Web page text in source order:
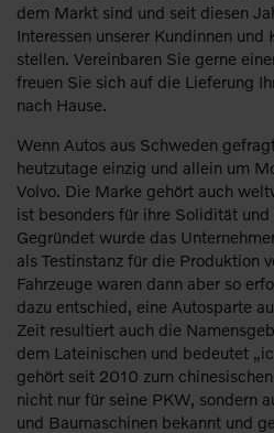
dem Markt sind und seit diesen
Interessen unserer Kundinnen und
stellen. Vereinbaren Sie gerne
freuen Sie sich auf die Lieferung
nach Hause.
Wenn Autos aus Schweden
heutzutage einzig und allein um
Volvo. Die Marke gehört auch
ist besonders für ihre Solidität und
Gegründet wurde das
als Testinstanz für die Produktion
Fahrzeuge waren dann aber so
dazu entschied, eine Autosparte
Zeit resultiert auch die
dem Lateinischen und bedeutet
gehört seit 2010 zum
nicht nur für seine PKW, sondern
und Baumaschinen bekannt und